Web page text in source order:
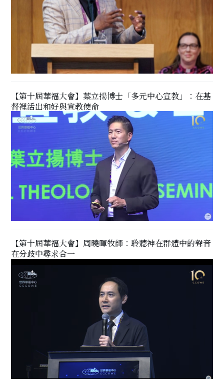
【第十屆華福大會】葉立揚博士「多元中心宣教」：在基
督裡活出和好與宣教使命
【第十屆華福大會】周曉暉牧師：聆聽神在群體中的聲音
在分歧中尋求合一